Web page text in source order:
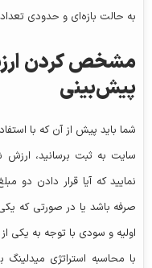
به حالت بازه‌ای و حدودی
مشخص کردن
پیش‌بینی
شما باید پیش از آن که با
سایت به ثبت برسانید، ارزش
نمایید که آیا قرار دادن دو
صرفه باشد یا در صورتی که یکی
اولیه و سودی با توجه به یکی
با محاسبه استراتژی